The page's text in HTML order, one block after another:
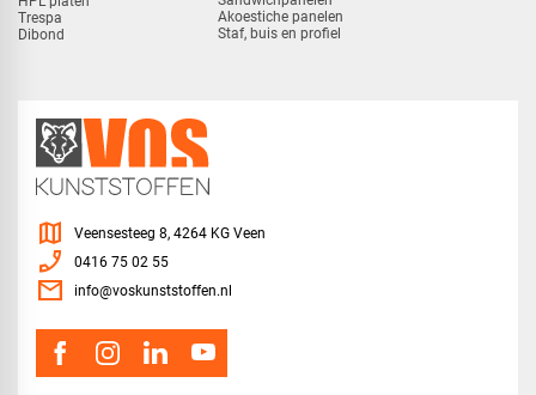
Trespa
Dibond
Akoestiche panelen
Staf, buis en profiel
map Veensesteeg 8, 4264 KG Veen
phone_enabled 0416 75 02 55
mail info@voskunststoffen.nl